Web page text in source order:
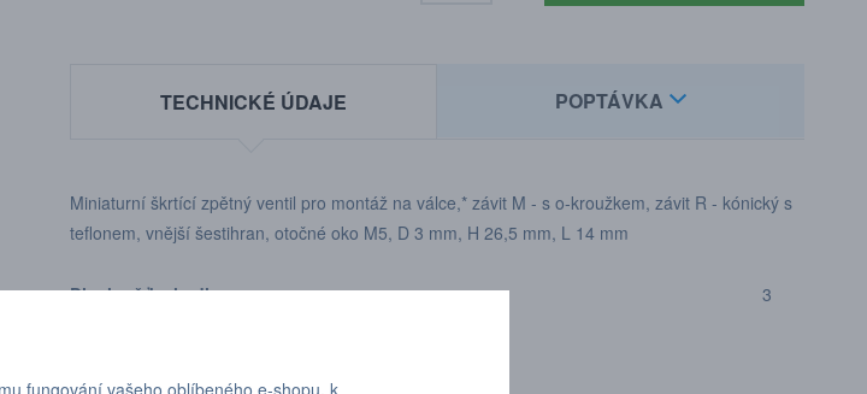
TECHNICKÉ ÚDAJE POPTÁVKA
Miniaturní škrtící zpětný ventil pro montáž na válce,* závit M - s o-kroužkem, závit R - kónický s
teflonem, vnější šestihran, otočné oko M5, D 3 mm, H 26,5 mm, L 14 mm
Dle tloušťky hadice 3
fungování vašeho oblíbeného e-shopu, k